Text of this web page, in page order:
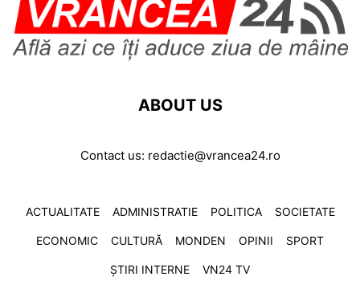
ABOUT US
Contact us: redactie@vrancea24.ro
ACTUALITATE ADMINISTRATIE POLITICA SOCIETATE
ECONOMIC CULTURĂ MONDEN OPINII SPORT
ȘTIRI INTERNE VN24 TV